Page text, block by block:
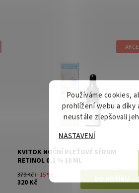
AKCE
KVITOK NOČNÍ PLEŤOVÉ SÉRUM
RETINOL 0,1 % 10 ML
379 Kč(–15 %)
320 Kč
Používáme cookies,
prohlížení webu a díky
neustále zlepšovali
NASTAVENÍ